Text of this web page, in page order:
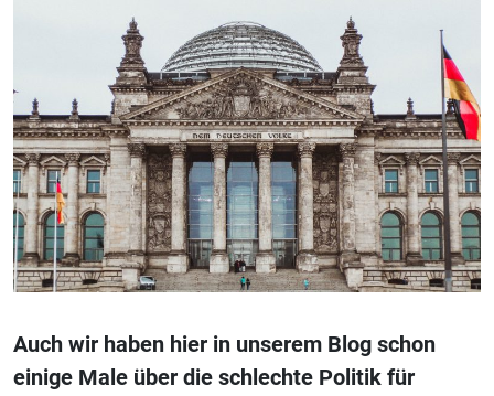
Auch wir haben hier in unserem Blog schon
einige Male über die schlechte Politik für